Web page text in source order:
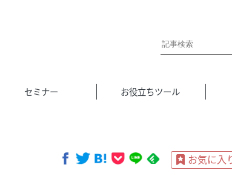
セミナー お役立ちツール